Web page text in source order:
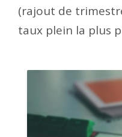
(rajout de
taux plein la plus